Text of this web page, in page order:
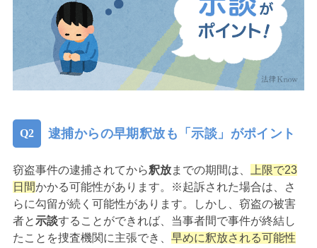
逮捕からの早期釈放も「示談」がポイント
窃盗事件の逮捕されてから釈放までの期間は、
上限で23
日間かかる可能性があります。※起訴された場合は、さ
らに勾留が続く可能性があります。しかし、窃盗の被害
者と示談することができれば、当事者間で事件が終結し
たことを捜査機関に主張でき、 早めに釈放される可能性